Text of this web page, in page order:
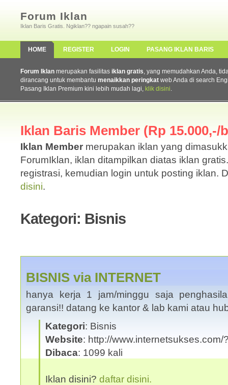
Forum Iklan
Iklan Baris Gratis. Ngiklan?? ngapain susah??
HOME REGISTER LOGIN PASANG IKLAN BARIS
Forum Iklan merupakan fasilitas iklan gratis, yang memudahkan Anda,
dirancang untuk membantu menaikkan peringkat web Anda di search
Pasang Iklan Premium kini lebih mudah lagi, klik disini.
Iklan Baris Member (Rp 15.000,-/
Iklan Member merupakan iklan yang
ForumIklan, iklan ditampilkan diatas iklan
registrasi, kemudian login untuk posting iklan.
disini.
Kategori: Bisnis
BISNIS via INTERNET
hanya kerja 1 jam/minggu saja
garansi!! datang ke kantor & lab kami atau
Kategori: Bisnis
Website: http://www.internetsukses.com/
Dibaca: 1099 kali
Iklan disini? daftar disini.